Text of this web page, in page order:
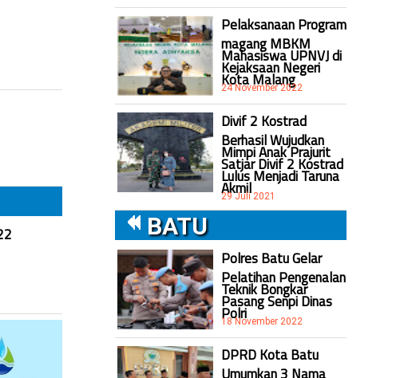
Pelaksanaan Program
magang MBKM
Mahasiswa UPNVJ di
Kejaksaan Negeri
Kota Malang
24 November 2022
Divif 2 Kostrad
Berhasil Wujudkan
Mimpi Anak Prajurit
Satjar Divif 2 Kostrad
Lulus Menjadi Taruna
Akmil
29 Juli 2021
BATU
Polres Batu Gelar
Pelatihan Pengenalan
Teknik Bongkar
Pasang Senpi Dinas
Polri
18 November 2022
DPRD Kota Batu
Umumkan 3 Nama